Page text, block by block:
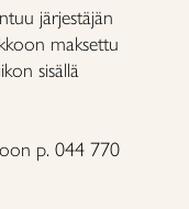
järjestäjän
maksettu
sisällä
p. 044 770